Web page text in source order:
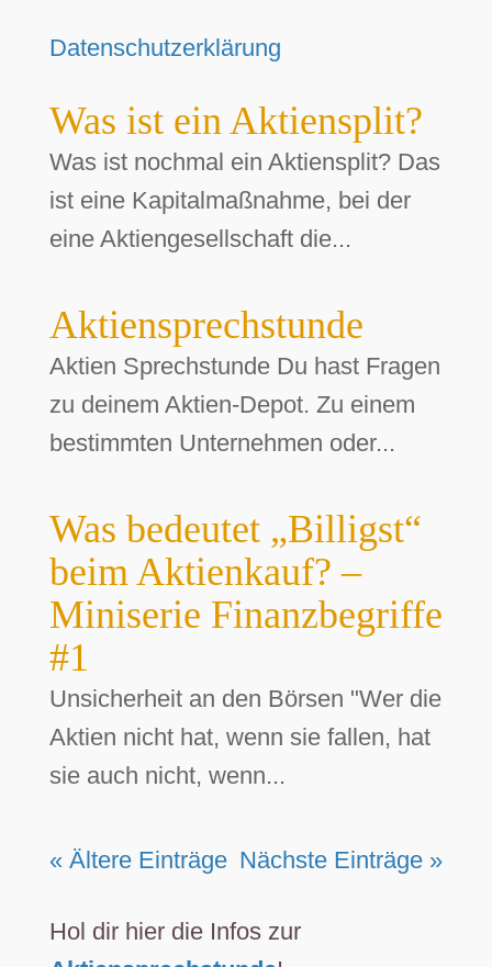
Datenschutzerklärung
Was ist ein Aktiensplit?
Was ist nochmal ein Aktiensplit? Das
ist eine Kapitalmaßnahme, bei der
eine Aktiengesellschaft die...
Aktiensprechstunde
Aktien Sprechstunde Du hast Fragen
zu deinem Aktien-Depot. Zu einem
bestimmten Unternehmen oder...
Was bedeutet „Billigst“
beim Aktienkauf? –
Miniserie Finanzbegriffe
#1
Unsicherheit an den Börsen "Wer die
Aktien nicht hat, wenn sie fallen, hat
sie auch nicht, wenn...
« Ältere Einträge Nächste Einträge »
Hol dir hier die Infos zur